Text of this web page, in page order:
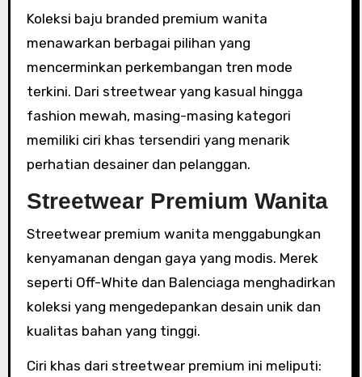
Koleksi baju branded premium wanita
menawarkan berbagai pilihan yang
mencerminkan perkembangan tren mode
terkini. Dari streetwear yang kasual hingga
fashion mewah, masing-masing kategori
memiliki ciri khas tersendiri yang menarik
perhatian desainer dan pelanggan.
Streetwear Premium Wanita
Streetwear premium wanita menggabungkan
kenyamanan dengan gaya yang modis. Merek
seperti Off-White dan Balenciaga menghadirkan
koleksi yang mengedepankan desain unik dan
kualitas bahan yang tinggi.
Ciri khas dari streetwear premium ini meliputi: